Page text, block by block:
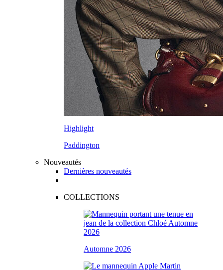
Highlight
Paddington
Nouveautés
Dernières nouveautés
COLLECTIONS
Automne 2026